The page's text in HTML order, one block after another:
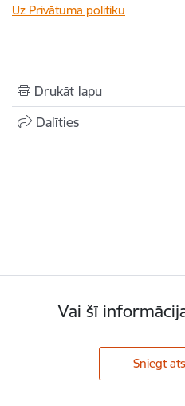
Uz Privātuma politiku
Drukāt lapu
Dalīties
Vai šī
Sniegt